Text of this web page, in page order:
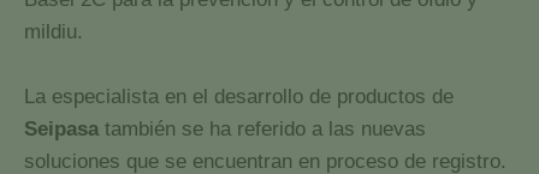
mildiu.
La especialista en el desarrollo de productos de
Seipasatambién se ha referido a las nuevas
soluciones que se encuentran en proceso de registro.